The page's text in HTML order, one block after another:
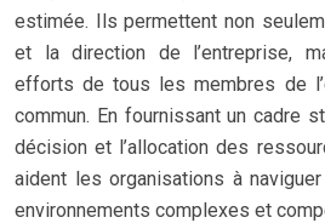
estimée. Ils permettent non
et la direction de l’entreprise,
efforts de tous les membres de
commun. En fournissant un cadre
décision et l’allocation des
aident les organisations à
environnements complexes et